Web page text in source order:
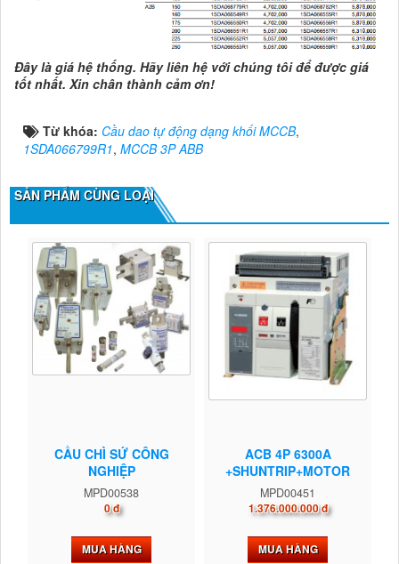
Đây là giá hệ thống. Hãy liên hệ với chúng tôi để được giá
tốt nhất. Xin chân thành cảm ơn!
Từ khóa: Cầu dao tự động dạng khối MCCB,
1SDA066799R1, MCCB 3P ABB
SẢN PHẨM CÙNG LOẠI
CẦU CHÌ SỨ CÔNG
NGHIỆP
MPD00538
0 đ
MUA HÀNG
ACB 4P 6300A
+SHUNTRIP+MOTOR
MPD00451
1.376.000.000 đ
MUA HÀNG